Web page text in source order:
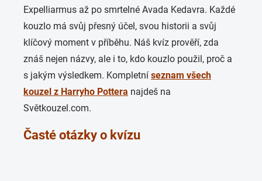
Expelliarmus až po smrtelné Avada Kedavra. Každé
kouzlo má svůj přesný účel, svou historii a svůj
klíčový moment v příběhu. Náš kvíz prověří, zda
znáš nejen názvy, ale i to, kdo kouzlo použil, proč a
s jakým výsledkem. Kompletní seznam všech
kouzel z Harryho Pottera najdeš na
Světkouzel.com.
Časté otázky o kvízu